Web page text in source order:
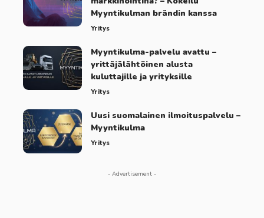
Myyntikulman brändin kanssa
Yritys
Myyntikulma-palvelu avattu –
yrittäjälähtöinen alusta
kuluttajille ja yrityksille
Yritys
Uusi suomalainen ilmoituspalvelu –
Myyntikulma
Yritys
- Advertisement -